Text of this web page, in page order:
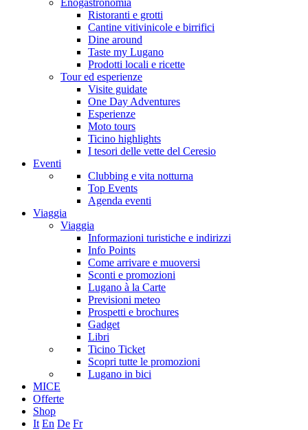
Ristoranti e grotti
Cantine vitivinicole e birrifici
Dine around
Taste my Lugano
Prodotti locali e ricette
Tour ed esperienze
Visite guidate
One Day Adventures
Esperienze
Moto tours
Ticino highlights
I tesori delle vette del Ceresio
Eventi
Clubbing e vita notturna
Top Events
Agenda eventi
Viaggia
Viaggia
Informazioni turistiche e indirizzi
Info Points
Come arrivare e muoversi
Sconti e promozioni
Lugano à la Carte
Previsioni meteo
Prospetti e brochures
Gadget
Libri
Ticino Ticket
Scopri tutte le promozioni
Lugano in bici
MICE
Offerte
Shop
It En De Fr